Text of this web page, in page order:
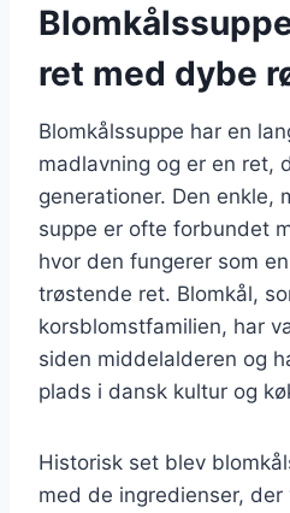
ret med dybe
Blomkålssuppe har en
madlavning og er en ret,
generationer. Den enkle,
suppe er ofte forbundet
hvor den fungerer som
trøstende ret. Blomkål,
korsblomstfamilien, har
siden middelalderen og
plads i dansk kultur og
Historisk set blev
med de ingredienser,